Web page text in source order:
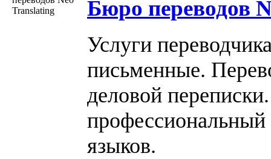
Бюро переводов
Услуги
письменные.
деловой
профессиональный
языков.